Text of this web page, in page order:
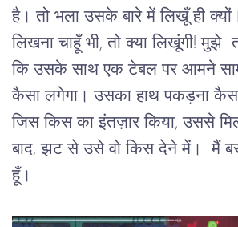
है। तो भला उसके बारे में लिखूँ ही
लिखना चाहूँ भी, तो क्या लिखूंगी! मुझे
कि उसके साथ एक टेबल पर आमने
कैसा लगेगा। उसका हाथ पकड़ना
जिस किस का इंतज़ार किया, उससे
बाद, झट से उसे वो किस देने में।  मैं
हूँ।